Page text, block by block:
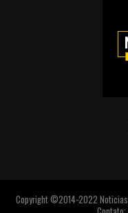
Copyright ©2014-2022